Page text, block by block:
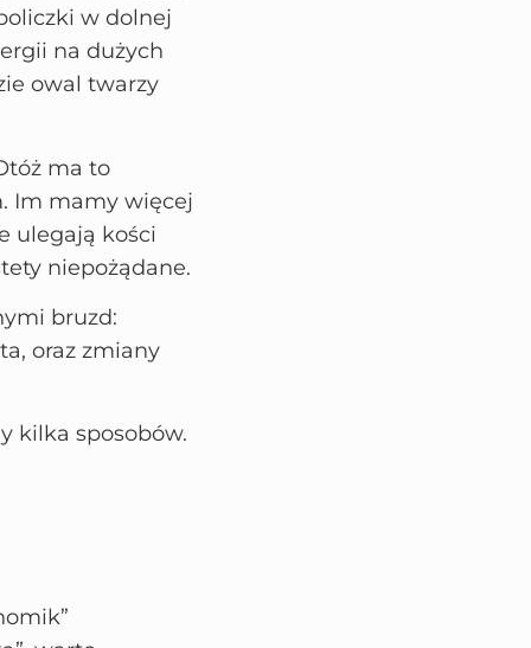
w dolnej
na dużych
owal twarzy
ma to
Im mamy więcej
ulegają kości
niepożądane.
bruzd:
oraz zmiany
kilka sposobów.